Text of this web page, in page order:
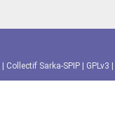
Collectif Sarka-SPIP GPLv3